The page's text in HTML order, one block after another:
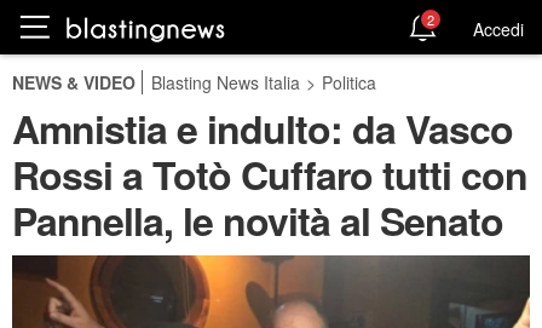
2 Accedi
NEWS & VIDEO Blasting News Italia > Politica
Amnistia e indulto: da Vasco
Rossi a Totò Cuffaro tutti con
Pannella, le novità al Senato